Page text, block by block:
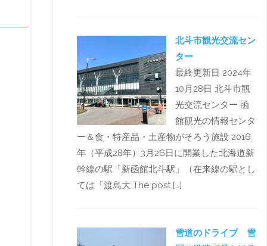
北斗市観光交流セン
ター
最終更新日 2024年
10月28日 北斗市観
光交流センター 函
館観光の情報センタ
ー＆食・特産品・土産物がそろう施設 2016
年（平成28年）3月26日に開業した北海道新
幹線の駅「新函館北斗駅」（在来線の駅とし
ては「渡島大 The post […]
雪道のドライブ 雪